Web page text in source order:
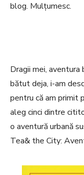
blog. Mulțumesc.
Dragii mei, aventura
bătut deja, i-am
pentru că am primit
aleg cinci dintre
o aventură urbană
Tea& the City: